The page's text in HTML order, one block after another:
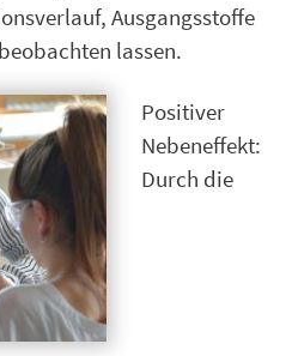
Ausgangsstoffe
lassen.
Positiver
Nebeneffekt:
Durch die